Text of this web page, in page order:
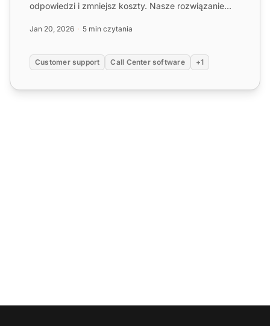
odpowiedzi i zmniejsz koszty. Nasze rozwiązanie
Jan 20, 2026 5 min czytania
Customer support Call Center software +1